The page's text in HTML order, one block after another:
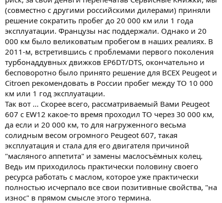
(совместно с другими российскими дилерами) приняли
решение сократить пробег до 20 000 км или 1 года
эксплуатации. Французы нас поддержали. Однако и 20
000 км было великоватым пробегом в наших реалиях. В
2011-м, встретившись с проблемами первого поколения
турбонаддувных движков EP6DT/DTS, окончательно и
бесповоротно было принято решение для ВСЕХ Peugeot и
Citroen рекомендовать в России пробег между ТО 10 000
км или 1 год эксплуатации.
Так вот ... Скорее всего, рассматриваемый Вами Peugeot
607 с EW12 какое-то время проходил ТО через 30 000 км,
да если и 20 000 км, то для нагруженного весьма
солидным весом огромного Peugeot 607, такая
эксплуатация и стала для его двигателя причиной
"масляного аппетита" и замены маслосъёмных колец.
Ведь им приходилось практически половину своего
ресурса работать с маслом, которое уже практически
полностью исчерпало все свои позитивные свойства, "на
износ" в прямом смысле этого термина.